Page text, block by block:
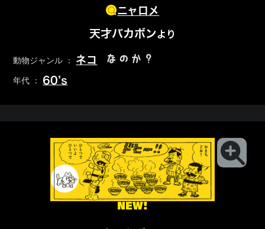
ニャロメ
天才バカボンより
動物ジャンル ： ネコ なのか？
年代 ： 60’s
NEW!